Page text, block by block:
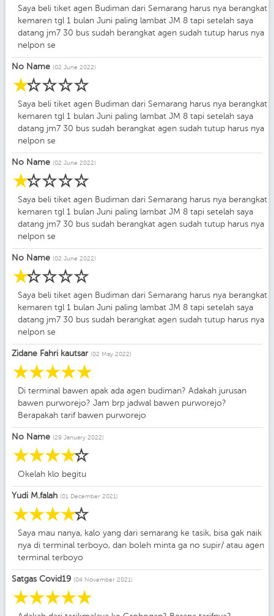
Saya beli tiket agen Budiman dari Semarang harus nya berangkat
kemaren tgl 1 bulan Juni paling lambat JM 8 tapi setelah saya
datang jm7 30 bus sudah berangkat agen sudah tutup harus nya
nelpon se
No Name (02 June 2022)
☆
☆
☆
☆
☆
Saya beli tiket agen Budiman dari Semarang harus nya berangkat
kemaren tgl 1 bulan Juni paling lambat JM 8 tapi setelah saya
datang jm7 30 bus sudah berangkat agen sudah tutup harus nya
nelpon se
No Name (02 June 2022)
☆
☆
☆
☆
☆
Saya beli tiket agen Budiman dari Semarang harus nya berangkat
kemaren tgl 1 bulan Juni paling lambat JM 8 tapi setelah saya
datang jm7 30 bus sudah berangkat agen sudah tutup harus nya
nelpon se
No Name (02 June 2022)
☆
☆
☆
☆
☆
Saya beli tiket agen Budiman dari Semarang harus nya berangkat
kemaren tgl 1 bulan Juni paling lambat JM 8 tapi setelah saya
datang jm7 30 bus sudah berangkat agen sudah tutup harus nya
nelpon se
Zidane Fahri kautsar (02 May 2022)
☆
☆
☆
☆
☆
Di terminal bawen apak ada agen budiman? Adakah jurusan
bawen purworejo? Jam brp jadwal bawen purworejo?
Berapakah tarif bawen purworejo
No Name (29 January 2022)
☆
☆
☆
☆
☆
Okelah klo begitu
Yudi M.falah (01 December 2021)
☆
☆
☆
☆
☆
Saya mau nanya, kalo yang dari semarang ke tasik, bisa gak naik
nya di terminal terboyo, dan boleh minta ga no supir/ atau agen
terminal terboyo
Satgas Covid19 (04 November 2021)
☆
☆
☆
☆
☆